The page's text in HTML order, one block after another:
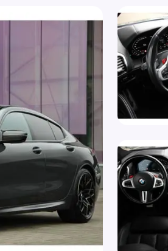
Extra warmtewerende voorruit (358)
HiFi System Harman Kardon (688)
Hoofdsteunen anti-whiplash
Interieurlijsten Carbon Fibre (4MC)
Keyless entry
Keyless start